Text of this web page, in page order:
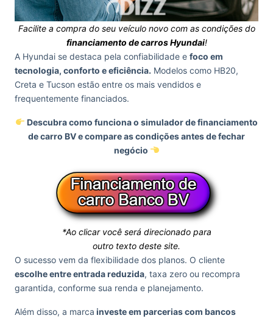
Facilite a compra do seu veículo novo com as condições do
financiamento de carros Hyundai!
A Hyundai se destaca pela confiabilidade e foco em
tecnologia, conforto e eficiência. Modelos como HB20,
Creta e Tucson estão entre os mais vendidos e
frequentemente financiados.
Descubra como funciona o simulador de financiamento
de carro BV e compare as condições antes de fechar
negócio
*Ao clicar você será direcionado para
outro texto deste site.
O sucesso vem da flexibilidade dos planos. O cliente
escolhe entre entrada reduzida, taxa zero ou recompra
garantida, conforme sua renda e planejamento.
Além disso, a marca investe em parcerias com bancos